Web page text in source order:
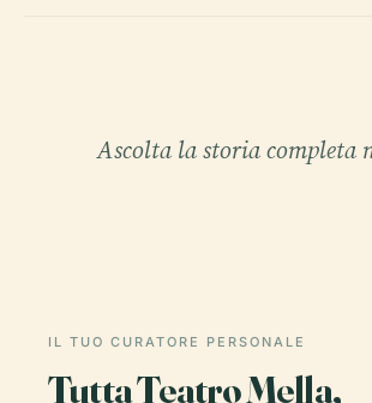
Ascolta la storia completa
IL TUO CURATORE PERSONALE
Tutta Teatro Mella,